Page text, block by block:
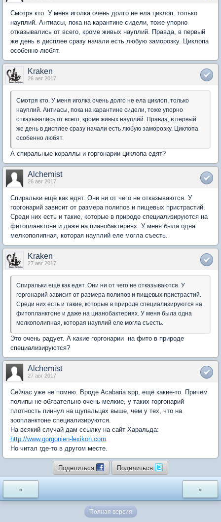
Смотря кто. У меня иголка очень долго не ела циклоп, только
науплий. Антиасы, пока на карантине сидели, тоже упорно
отказывались от всего, кроме живых науплий. Правда, в первый
же день в дисплее сразу начали есть любую заморозку. Циклопа
особенно любят.
Kraken
26 авг 2017
Смотря кто. У меня иголка очень долго не ела циклоп, только
науплий. Антиасы, пока на карантине сидели, тоже упорно
отказывались от всего, кроме живых науплий. Правда, в первый
же день в дисплее сразу начали есть любую заморозку. Циклопа
особенно любят.
А спиральные кораллы и горгонарии циклопа едят?
Alchemist
26 авг 2017
Спиральки ещё как едят. Они ни от чего не отказываются. У
горгонарий зависит от размера полипов и пищевых пристрастий.
Среди них есть и такие, которые в природе специализируются на
фитопланктоне и даже на цианобактериях. У меня была одна
мелкополипная, которая науплий еле могла съесть.
Kraken
27 авг 2017
Спиральки ещё как едят. Они ни от чего не отказываются. У
горгонарий зависит от размера полипов и пищевых пристрастий.
Среди них есть и такие, которые в природе специализируются на
фитопланктоне и даже на цианобактериях. У меня была одна
мелкополипная, которая науплий еле могла съесть.
Это очень радует. А какие горгонарии на фито в природе
специализируются?
Alchemist
27 авг 2017
Сейчас уже не помню. Вроде Acabaria spp, ещё какие-то. Причём
полипы не обязательно очень мелкие, у таких горгонарий
плотность пиннул на щупальцах выше, чем у тех, что на
зоопланктоне специализируются.
На всякий случай дам ссылку на сайт Харальда:
http://www.gorgonien-lexikon.com
Но читал где-то в другом месте.
Поделиться Поделиться
« »
Полная версия